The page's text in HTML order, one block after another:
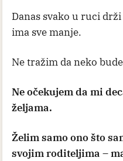
Danas svako u ruci
ima sve manje.
Ne tražim da neko
Ne očekujem da mi
željama.
Želim samo ono što
svojim roditeljima –